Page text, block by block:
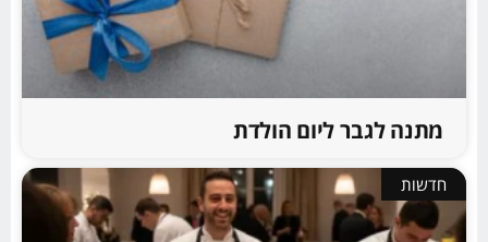
מתנה לגבר ליום הולדת
חדשות